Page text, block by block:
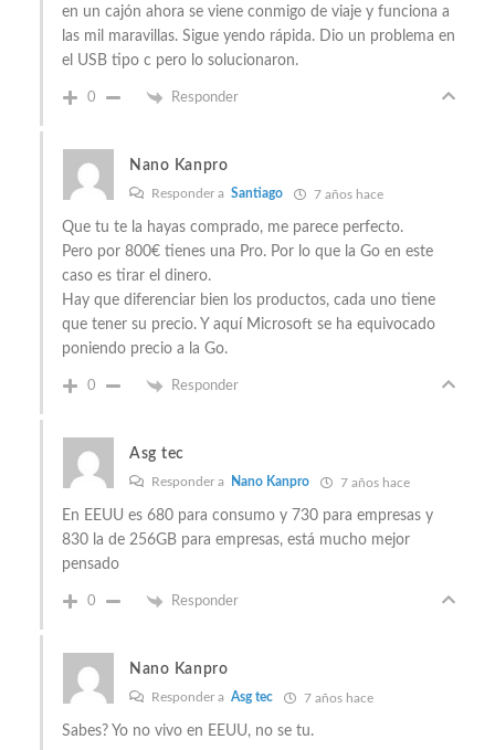
en un cajón ahora se viene conmigo de viaje y funciona a
las mil maravillas. Sigue yendo rápida. Dio un problema en
el USB tipo c pero lo solucionaron.
0 Responder
Nano Kanpro
Responder a Santiago 7 años hace
Que tu te la hayas comprado, me parece perfecto.
Pero por 800€ tienes una Pro. Por lo que la Go en este
caso es tirar el dinero.
Hay que diferenciar bien los productos, cada uno tiene
que tener su precio. Y aquí Microsoft se ha equivocado
poniendo precio a la Go.
0 Responder
Asg tec
Responder a Nano Kanpro 7 años hace
En EEUU es 680 para consumo y 730 para empresas y
830 la de 256GB para empresas, está mucho mejor
pensado
0 Responder
Nano Kanpro
Responder a Asg tec 7 años hace
Sabes? Yo no vivo en EEUU, no se tu.